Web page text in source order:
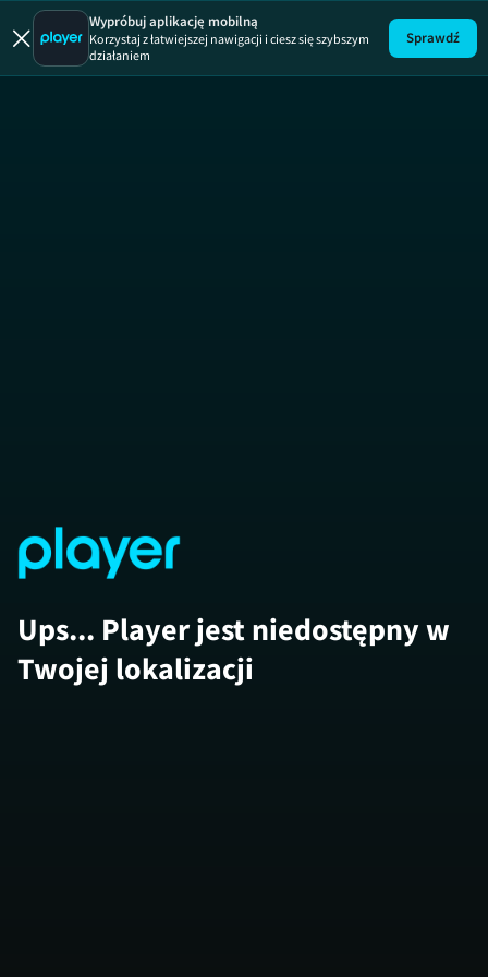
Wypróbuj aplikację mobilną
Korzystaj z łatwiejszej nawigacji i ciesz się szybszym
działaniem
Sprawdź
Ups... Player jest niedostępny w
Twojej lokalizacji